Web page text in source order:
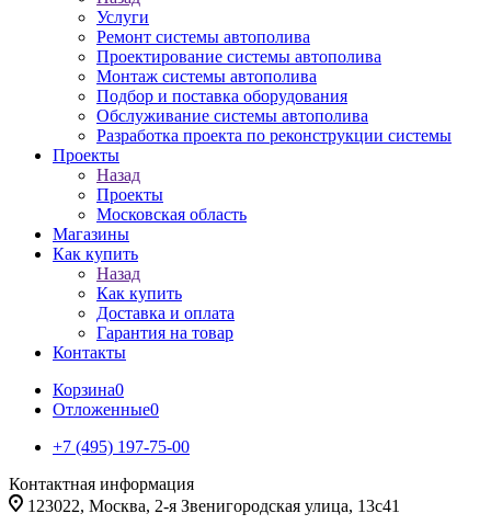
Услуги
Ремонт системы автополива
Проектирование системы автополива
Монтаж системы автополива
Подбор и поставка оборудования
Обслуживание системы автополива
Разработка проекта по реконструкции системы
Проекты
Назад
Проекты
Московская область
Магазины
Как купить
Назад
Как купить
Доставка и оплата
Гарантия на товар
Контакты
Корзина0
Отложенные0
+7 (495) 197-75-00
Контактная информация
123022, Москва, 2-я Звенигородская улица, 13с41